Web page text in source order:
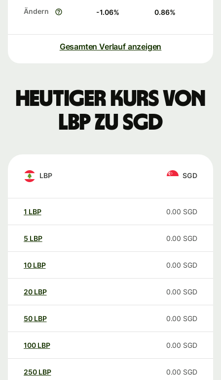
Ändern -1.06% 0.86%
Gesamten Verlauf anzeigen
Heutiger Kurs von
LBP zu SGD
LBP SGD
1 LBP 0.00 SGD
5 LBP 0.00 SGD
10 LBP 0.00 SGD
20 LBP 0.00 SGD
50 LBP 0.00 SGD
100 LBP 0.00 SGD
250 LBP 0.00 SGD